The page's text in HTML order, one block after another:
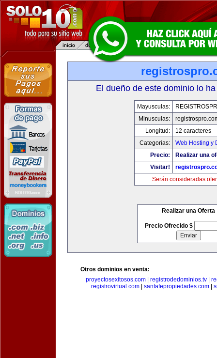
El dueño de este dominio lo
Mayusculas:
Minusculas:
Longitud:
12 caracteres
Categorias:
Web Hosting y
Precio:
Realizar una
Visitar!
Serán consideradas
Realizar una Oferta
Precio Ofrecido $
Otros dominios en venta:
proyectosexitosos.com
registrodedominios.tv
registrovirtual.com
santafepropiedades.com